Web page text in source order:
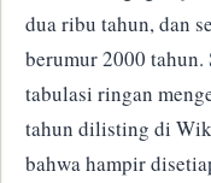
dua ribu tahun, dan
berumur 2000 tahun.
tabulasi ringan
tahun dilisting di
bahwa hampir